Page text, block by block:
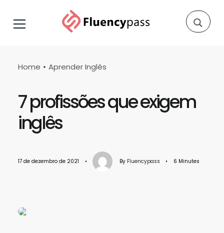
Home Aprender Inglês
7 profissões que exigem
inglês
17 de dezembro de 2021 • By Fluencypass • 6 Minutes